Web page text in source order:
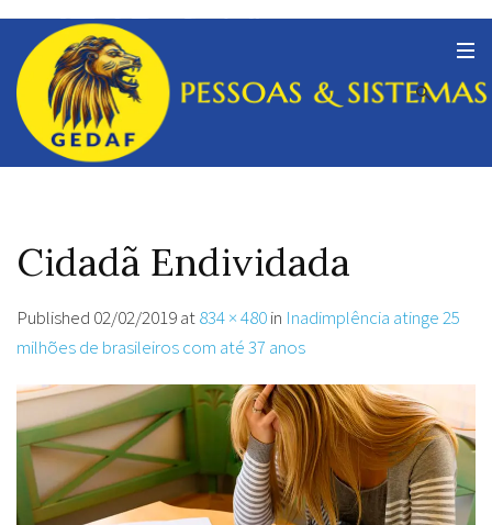
Cidadã Endividada
Published 02/02/2019at834 × 480in Inadimplência atinge 25
milhões de brasileiros com até 37 anos